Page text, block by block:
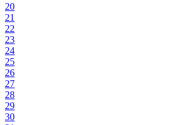
20
21
22
23
24
25
26
27
28
29
30